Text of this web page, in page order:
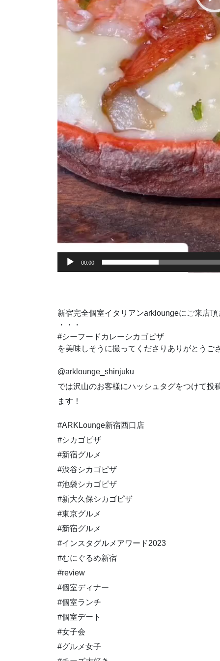
00:00
新宿完全個室イタリアンarkloungeにご来店
・・・
#シーフードカレーシカゴピザ
を美味しそうに撮ってくださりありがとうご
@arklounge_shinjuku
では沢山のお客様にハッシュタグをつけて投
ます！
#ARKLounge新宿西口店
#シカゴピザ
#新宿グルメ
#渋谷シカゴピザ
#池袋シカゴピザ
#新大久保シカゴピザ
#東京グルメ
#新宿グルメ
#インスタグルメアワード2023
#むにぐるめ新宿
#review
#個室ディナー
#個室ランチ
#個室デート
#女子会
#グルメ女子